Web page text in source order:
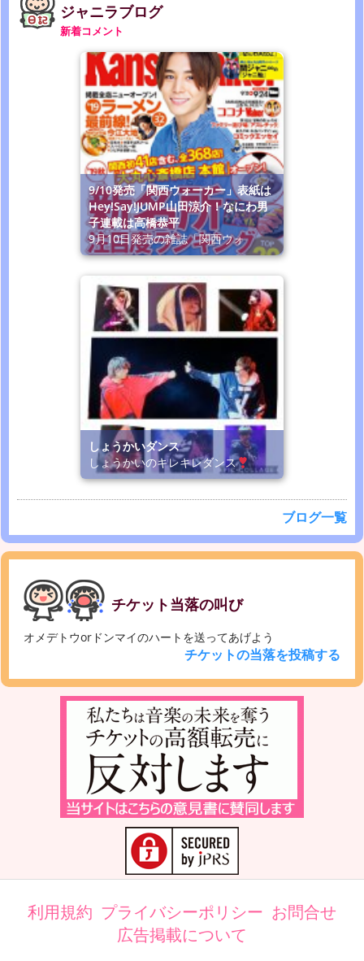
ジャニラブログ
新着コメント
9/10発売「関西ウォーカー」表紙は
Hey!Say!JUMP山田涼介！なにわ男
子連載は高橋恭平
9月10日発売の雑誌「関西ウォ
しょうかいダンス
しょうかいのキレキレダンス
ブログ一覧
チケット当落の叫び
オメデトウorドンマイのハートを送ってあげよう
チケットの当落を投稿する
利用規約 プライバシーポリシー お問合せ
広告掲載について